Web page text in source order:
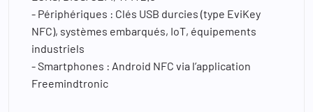
- Périphériques : Clés USB durcies (type EviKey
NFC), systèmes embarqués, IoT, équipements
industriels
- Smartphones : Android NFC via l’application
Freemindtronic